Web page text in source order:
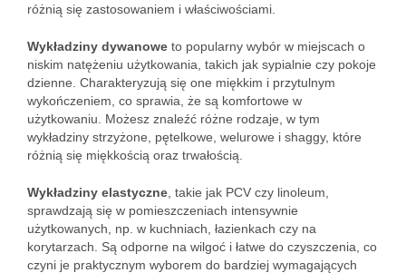
różnią się zastosowaniem i właściwościami.
Wykładziny dywanowe to popularny wybór w miejscach o
niskim natężeniu użytkowania, takich jak sypialnie czy pokoje
dzienne. Charakteryzują się one miękkim i przytulnym
wykończeniem, co sprawia, że są komfortowe w
użytkowaniu. Możesz znaleźć różne rodzaje, w tym
wykładziny strzyżone, pętelkowe, welurowe i shaggy, które
różnią się miękkością oraz trwałością.
Wykładziny elastyczne , takie jak PCV czy linoleum,
sprawdzają się w pomieszczeniach intensywnie
użytkowanych, np. w kuchniach, łazienkach czy na
korytarzach. Są odporne na wilgoć i łatwe do czyszczenia, co
czyni je praktycznym wyborem do bardziej wymagających